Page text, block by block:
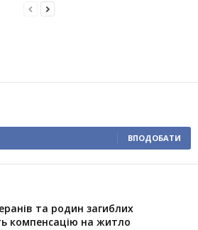
ВПОДОБАТИ
та родин загиблих
компенсацію на житло